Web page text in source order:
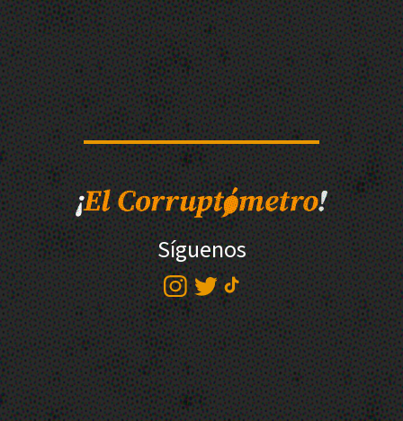
Síguenos